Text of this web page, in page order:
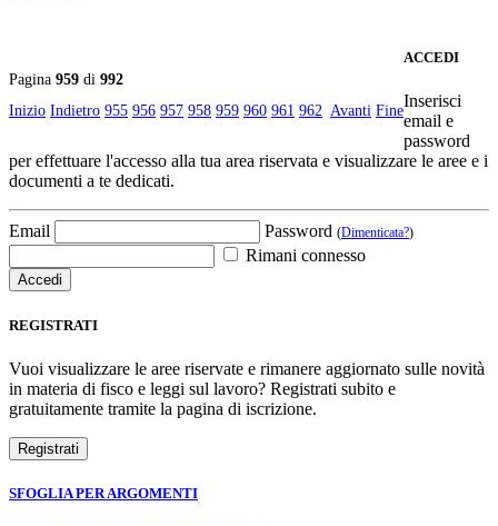
Pagina 959 di 992
Inizio Indietro 955 956 957 958 959 960 961 962 Avanti Fine
ACCEDI
Inserisci
email e
password
per effettuare l'accesso alla tua area riservata e visualizzare le aree e i
documenti a te dedicati.
Email Password (Dimenticata?)
Rimani connesso
REGISTRATI
Vuoi visualizzare le aree riservate e rimanere aggiornato sulle novità
in materia di fisco e leggi sul lavoro? Registrati subito e
gratuitamente tramite la pagina di iscrizione.
SFOGLIA PER ARGOMENTI